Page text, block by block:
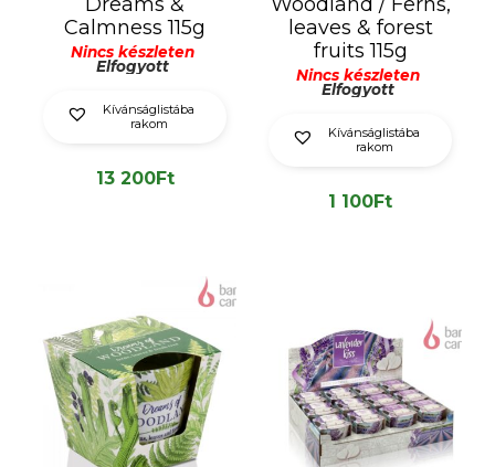
Calmness 115g
Nincs készleten
Elfogyott
Kívánságlistába
rakom
13 200Ft
leaves & forest
fruits 115g
Nincs készleten
Elfogyott
Kívánságlistába
rakom
1 100Ft